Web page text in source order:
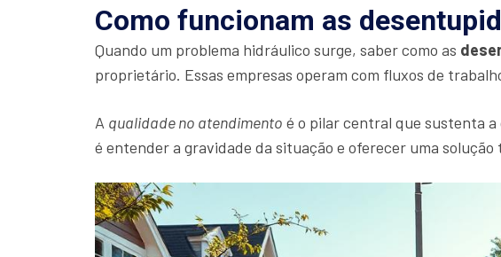
Como funcionam as
Quando um problema hidráulico surge, saber como as
proprietário. Essas empresas operam com fluxos de
A qualidade no atendimento é o pilar central que sustenta
é entender a gravidade da situação e oferecer uma solução